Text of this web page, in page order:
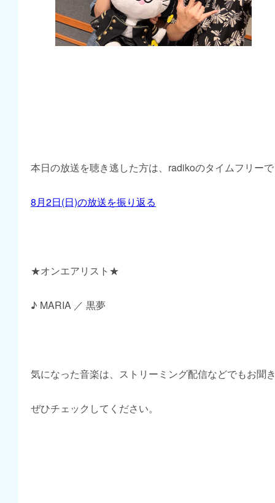
本日の放送を聴き逃した方は、radikoのタイムフリー
8月2日(日)の放送を振り返る
★オンエアリスト★
♪ MARIA ／ 黒夢
気になった音楽は、ストリーミング配信などでもお聞
ぜひチェックしてください。